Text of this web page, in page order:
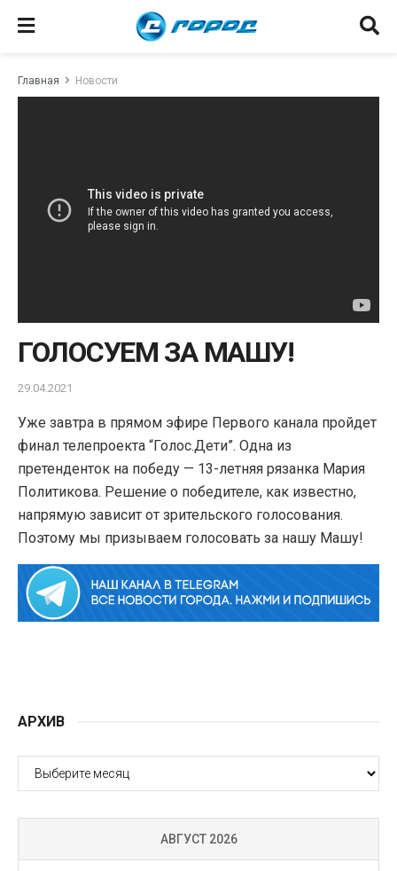
Главная Новости
ГОЛОСУЕМ ЗА МАШУ!
29.04.2021
Уже завтра в прямом эфире Первого канала пройдет
финал телепроекта “Голос.Дети”. Одна из
претенденток на победу — 13-летняя рязанка Мария
Политикова. Решение о победителе, как известно,
напрямую зависит от зрительского голосования.
Поэтому мы призываем голосовать за нашу Машу!
АРХИВ
АРХИВ
АВГУСТ 2026